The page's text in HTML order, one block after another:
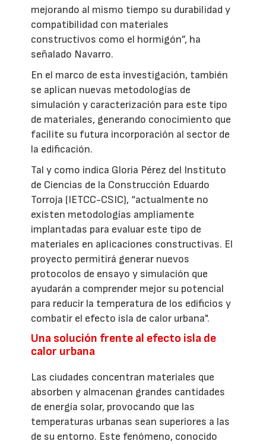
mejorando al mismo tiempo su durabilidad y
compatibilidad con materiales
constructivos como el hormigón”, ha
señalado Navarro.
En el marco de esta investigación, también
se aplican nuevas metodologías de
simulación y caracterización para este tipo
de materiales, generando conocimiento que
facilite su futura incorporación al sector de
la edificación.
Tal y como indica Gloria Pérez del Instituto
de Ciencias de la Construcción Eduardo
Torroja (IETCC-CSIC), “actualmente no
existen metodologías ampliamente
implantadas para evaluar este tipo de
materiales en aplicaciones constructivas. El
proyecto permitirá generar nuevos
protocolos de ensayo y simulación que
ayudarán a comprender mejor su potencial
para reducir la temperatura de los edificios y
combatir el efecto isla de calor urbana".
Una solución frente al efecto isla de
calor urbana
Las ciudades concentran materiales que
absorben y almacenan grandes cantidades
de energía solar, provocando que las
temperaturas urbanas sean superiores a las
de su entorno. Este fenómeno, conocido